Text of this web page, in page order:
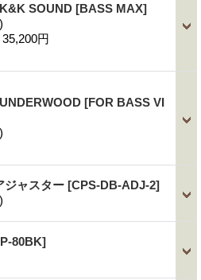
SOUND [BASS MAX]
35,200円
[FOR BASS VI
ジャスター [CPS-DB-ADJ-2]
80BK]